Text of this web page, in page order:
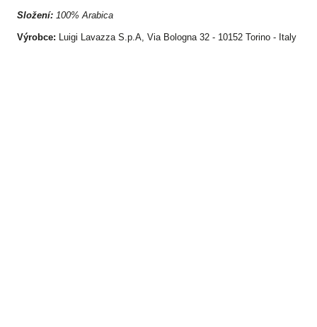
Složení: 100% Arabica
Výrobce: Luigi Lavazza S.p.A, Via Bologna 32 - 10152 Torino - Italy